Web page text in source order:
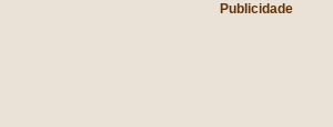
Publicidade